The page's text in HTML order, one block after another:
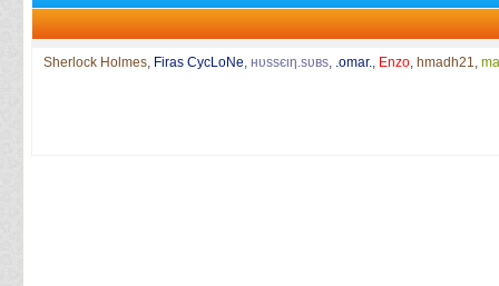
Sherlock Holmes, Firas CycLoNe, нυѕѕєιη.ѕυвѕ, .omar., Enzo, hmadh21,